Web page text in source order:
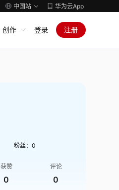
中国站 华为云App
创作 登录 注册
粉丝： 0
获赞
0
评论
0